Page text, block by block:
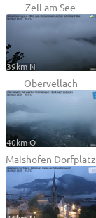
Zell am See
39km N
Obervellach
40km O
Maishofen Dorfplatz